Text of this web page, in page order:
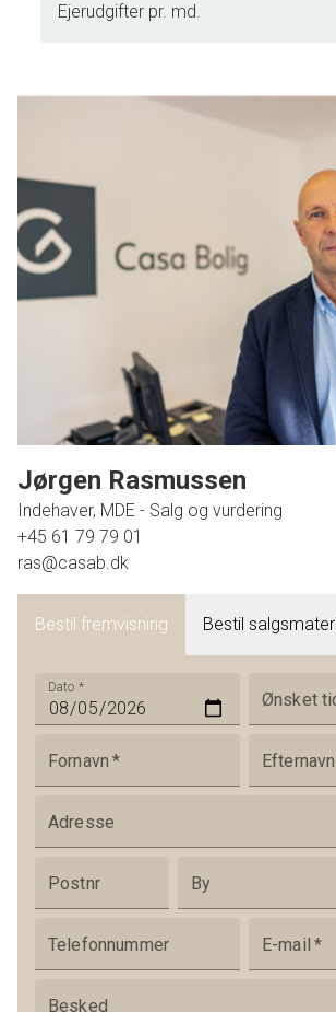
Ejerudgifter pr. md.
Jørgen Rasmussen
Indehaver, MDE - Salg og vurdering
+45 61 79 79 01
ras@casab.dk
Bestil fremvisning Bestil
Dato *
Fornavn * Efternavn
Adresse
Postnr By
Telefonnummer E-mail *
Besked